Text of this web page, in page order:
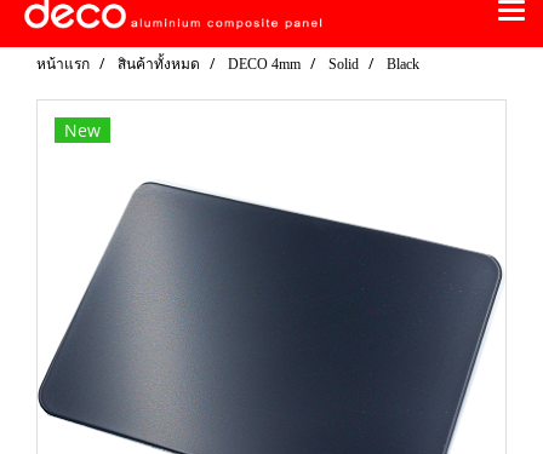
หน้าแรก สินค้าทั้งหมด DECO 4mm Solid Black
New